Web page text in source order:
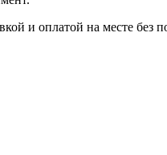
и оплатой на месте без